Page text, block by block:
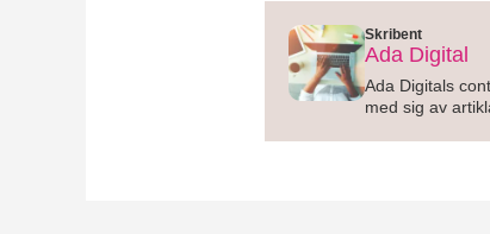
Skribent
Ada Digital
Ada Digitals
med sig av